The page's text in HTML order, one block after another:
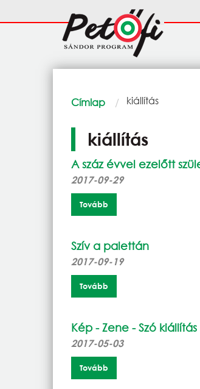
Fő
navigáció
Morzsa
Címlap Current:
kiállítás
kiállítás
A száz évvel ezelőtt
2017-09-29
Tovább
Szív a palettán
2017-09-19
Tovább
Kép - Zene - Szó
2017-05-03
Tovább